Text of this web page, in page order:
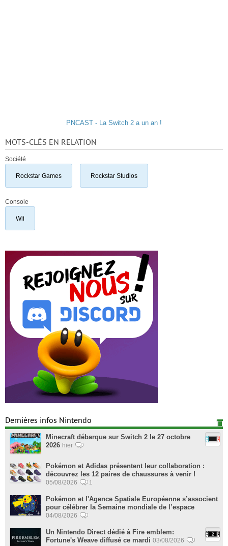
PNCAST - La Switch 2 a un an !
MOTS-CLÉS EN RELATION
Société
Rockstar Games Rockstar Studios
Console
Wii
Dernières infos Nintendo
Minecraft débarque sur Switch 2 le 27 octobre
2026 hier
Pokémon et Adidas présentent leur collaboration :
découvrez les 12 paires de chaussures à venir !
05/08/2026 1
Pokémon et l'Agence Spatiale Européenne s’associent
pour célébrer la Semaine mondiale de l’espace
04/08/2026
Un Nintendo Direct dédié à Fire emblem:
Fortune's Weave diffusé ce mardi 03/08/2026